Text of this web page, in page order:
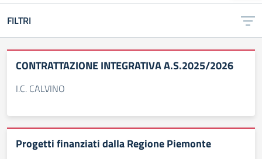
FILTRI
CONTRATTAZIONE INTEGRATIVA A.S.2025/2026
I.C. CALVINO
Progetti finanziati dalla Regione Piemonte